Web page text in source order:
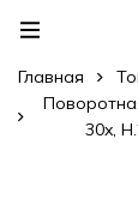
Главная
30x,